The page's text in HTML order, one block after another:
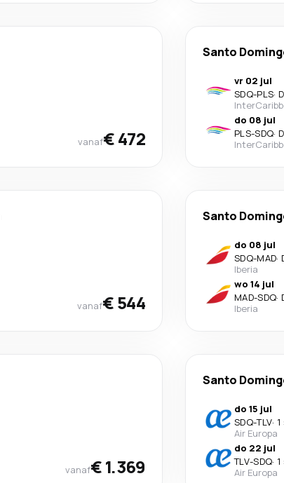
vanaf€ 472
Santo
vr 02 jul
SDQ-PLS·
do 08 jul
PLS-SDQ·
vanaf€ 544
Santo
do 08 jul
SDQ-MAD·
Iberia
wo 14 jul
MAD-SDQ·
Iberia
vanaf€ 1.369
Santo
do 15 jul
SDQ-TLV·
Air Europa
do 22 jul
TLV-SDQ·
Air Europa